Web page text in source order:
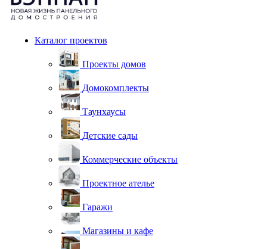
Каталог проектов
Проекты домов
Домокомплекты
Таунхаусы
Детские сады
Коммерческие объекты
Проектное ателье
Гаражи
Магазины и кафе